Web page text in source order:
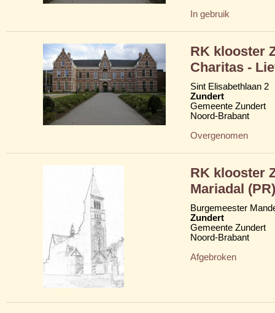
In gebruik
RK klooster
Charitas -
Sint Elisabethlaan 2
Zundert
Gemeente Zundert
Noord-Brabant
Overgenomen
RK klooster
Mariadal (PR)
Burgemeester
Zundert
Gemeente Zundert
Noord-Brabant
Afgebroken